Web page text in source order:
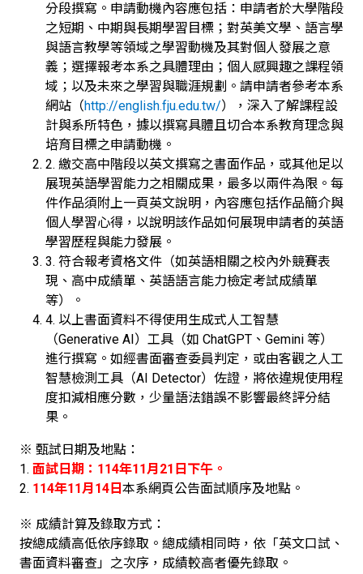
分段撰寫。申請動機內容應包括：申請者於大學階段
之短期、中期與長期學習目標；對英美文學、語言學
與語言教學等領域之學習動機及其對個人發展之意
義；選擇報考本系之具體理由；個人感興趣之課程領
域；以及未來之學習與職涯規劃。請申請者參考本系
網站（http://english.fju.edu.tw/），深入了解課程設
計與系所特色，據以撰寫具體且切合本系教育理念與
培育目標之申請動機。
2. 繳交高中階段以英文撰寫之書面作品，或其他足以
展現英語學習能力之相關成果，最多以兩件為限。每
件作品須附上一頁英文說明，內容應包括作品簡介與
個人學習心得，以說明該作品如何展現申請者的英語
學習歷程與能力發展。
3. 符合報考資格文件（如英語相關之校內外競賽表
現、高中成績單、英語語言能力檢定考試成績單
等）。
4. 以上書面資料不得使用生成式人工智慧
（Generative AI）工具（如 ChatGPT、Gemini 等）
進行撰寫。如經書面審查委員判定，或由客觀之人工
智慧檢測工具（AI Detector）佐證，將依違規使用程
度扣減相應分數，少量語法錯誤不影響最終評分結
果。
※ 甄試日期及地點：
1. 面試日期：114年11月21日下午。
2. 114年11月14日 本系網頁公告面試順序及地點。
※ 成績計算及錄取方式：
按總成績高低依序錄取。總成績相同時，依「英文口試、
書面資料審查」之次序，成績較高者優先錄取。